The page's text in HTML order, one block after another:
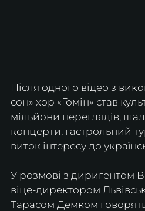
Після одного відео з
сон» хор «Гомін» став
мільйони переглядів,
концерти, гастрольний
виток інтересу до
У розмові з диригентом
віце-директором
Тарасом Демком